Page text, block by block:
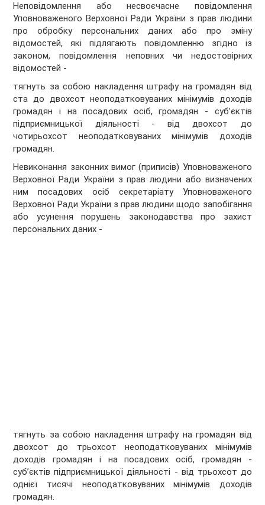
Неповідомлення або несвоєчасне повідомлення
Уповноваженого Верховної Ради України з прав людини
про обробку персональних даних або про зміну
відомостей, які підлягають повідомленню згідно із
законом, повідомлення неповних чи недостовірних
відомостей -
тягнуть за собою накладення штрафу на громадян від
ста до двохсот неоподатковуваних мінімумів доходів
громадян і на посадових осіб, громадян - суб’єктів
підприємницької діяльності - від двохсот до
чотирьохсот неоподатковуваних мінімумів доходів
громадян.
Невиконання законних вимог (приписів) Уповноваженого
Верховної Ради України з прав людини або визначених
ним посадових осіб секретаріату Уповноваженого
Верховної Ради України з прав людини щодо запобігання
або усунення порушень законодавства про захист
персональних даних -
тягнуть за собою накладення штрафу на громадян від
двохсот до трьохсот неоподатковуваних мінімумів
доходів громадян і на посадових осіб, громадян -
суб’єктів підприємницької діяльності - від трьохсот до
однієї тисячі неоподатковуваних мінімумів доходів
громадян.